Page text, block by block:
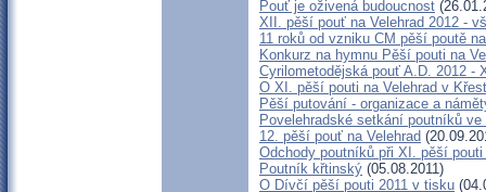
Pouť je oživená budoucnost
XII. pěší pouť na Velehrad 2012 -
11 roků od vzniku CM pěší poutě
Konkurz na hymnu Pěší pouti na
Cyrilometodějská pouť A.D. 2012 -
O XI. pěší pouti na Velehrad v
Pěší putování - organizace a
Povelehradské setkání poutníků
12. pěší pouť na Velehrad
Odchody poutníků při XI. pěší pouti
Poutník křtinský (05.08.2011)
O Dívčí pěší pouti 2011 v tisku